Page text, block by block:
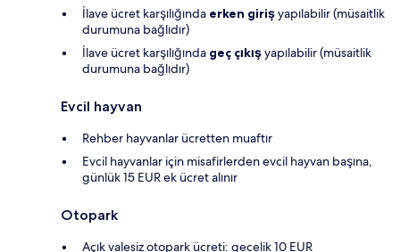
İlave ücret karşılığında erken girişyapılabilir (müsaitlik
durumuna bağlıdır)
İlave ücret karşılığında geç çıkışyapılabilir (müsaitlik
durumuna bağlıdır)
Evcil hayvan
Rehber hayvanlar ücretten muaftır
Evcil hayvanlar için misafirlerden evcil hayvan başına,
günlük 15 EUR ek ücret alınır
Otopark
Açık valesiz otopark ücreti: gecelik 10 EUR